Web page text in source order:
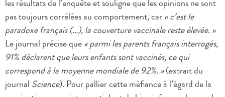
les résultats de l’enquête et souligne que les opinions ne sont
pas toujours corrélées au comportement, car« c’est le
paradoxe français (…), la couverture vaccinale reste élevée. »
Le journal précise que« parmi les parents français interrogés,
91% déclarent que leurs enfants sont vaccinés, ce qui
correspond à la moyenne mondiale de 92%. »(extrait du
journal Science).Pour pallier cette méfiance à l’égard de la